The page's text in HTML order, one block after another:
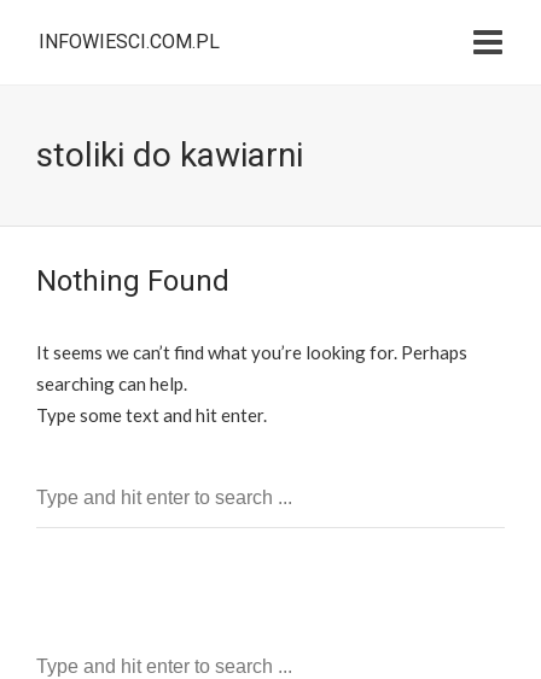
INFOWIESCI.COM.PL
stoliki do kawiarni
Nothing Found
It seems we can’t find what you’re looking for. Perhaps
searching can help.
Type some text and hit enter.